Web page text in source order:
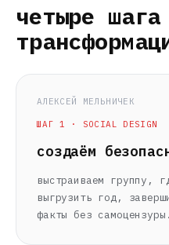
четыре шага
АЛЕКСЕЙ МЕЛЬНИЧЕК
ШАГ 1 · SOCIAL DESIGN
создаём
выстраиваем группу,
выгрузить год,
факты без самоцензуры.